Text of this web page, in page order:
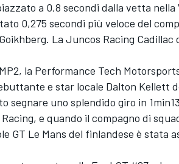
a 0,8 secondi dalla vetta
0,275 secondi più veloce del
La Juncos Racing Cadillac
la Performance Tech
e star locale Dalton Kellett
segnare uno splendido giro in
e quando il compagno di
GT Le Mans del finlandese è stata